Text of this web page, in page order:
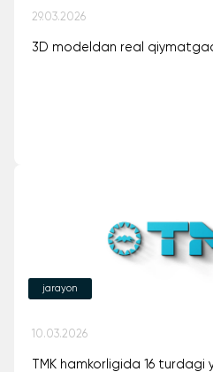
29.03.2026
3D modeldan real
jarayon
10.03.2026
TMK hamkorligida 16 turdagi